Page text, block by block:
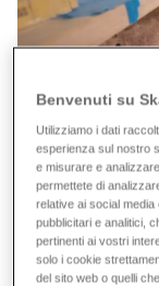
Benvenuti su
Utilizziamo i dati
esperienza sul nostro
e misurare e
permettete di
relative ai social
pubblicitari e analitici,
pertinenti ai vostri
solo i cookie
del sito web o quelli